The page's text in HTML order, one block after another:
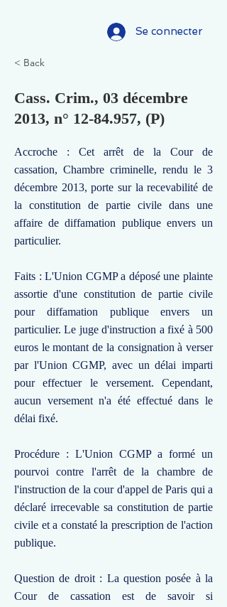
Se connecter
< Back
Cass. Crim., 03 décembre
2013, n° 12-84.957, (P)
Accroche : Cet arrêt de la Cour de
cassation, Chambre criminelle, rendu le 3
décembre 2013, porte sur la recevabilité de
la constitution de partie civile dans une
affaire de diffamation publique envers un
particulier.
Faits : L'Union CGMP a déposé une plainte
assortie d'une constitution de partie civile
pour diffamation publique envers un
particulier. Le juge d'instruction a fixé à 500
euros le montant de la consignation à verser
par l'Union CGMP, avec un délai imparti
pour effectuer le versement. Cependant,
aucun versement n'a été effectué dans le
délai fixé.
Procédure : L'Union CGMP a formé un
pourvoi contre l'arrêt de la chambre de
l'instruction de la cour d'appel de Paris qui a
déclaré irrecevable sa constitution de partie
civile et a constaté la prescription de l'action
publique.
Question de droit : La question posée à la
Cour de cassation est de savoir si